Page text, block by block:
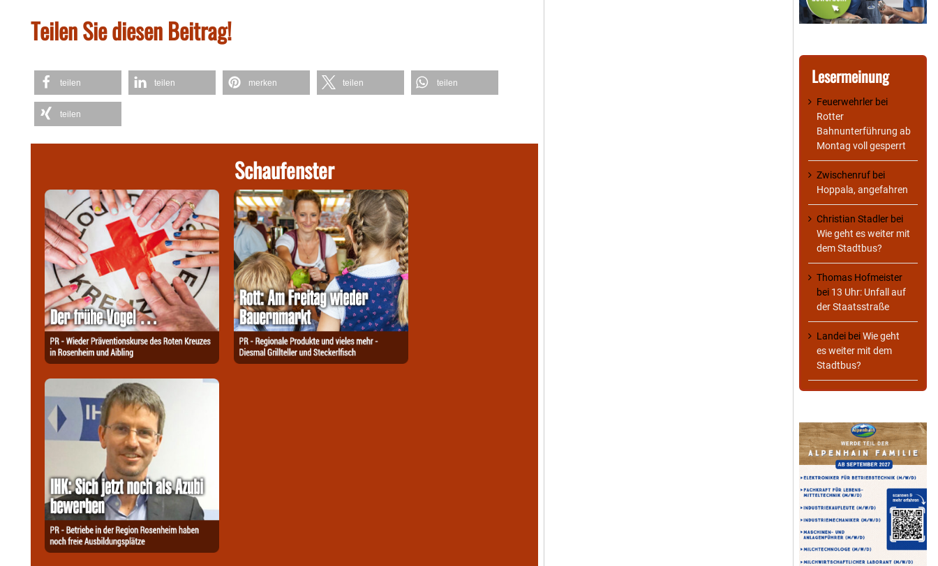
Teilen Sie diesen Beitrag!
teilen teilen merken teilen teilen
teilen
Schaufenster
Lesermeinung
Feuerwehrler bei
Rotter
Bahnunterführung ab
Montag voll gesperrt
Zwischenruf bei
Hoppala, angefahren
Christian Stadler bei
Wie geht es weiter mit
dem Stadtbus?
Thomas Hofmeister
bei 13 Uhr: Unfall auf
der Staatsstraße
Landei beiWie geht
es weiter mit dem
Stadtbus?